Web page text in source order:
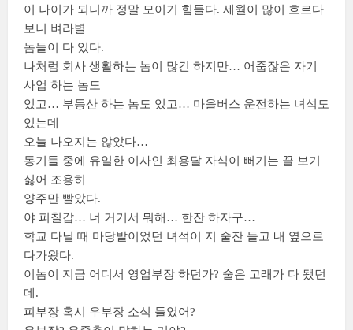
이 나이가 되니까 정말 모이기 힘들다. 세월이 많이 흐르다
보니 벼라별
놈들이 다 있다.
나처럼 회사 생활하는 놈이 많긴 하지만… 어줍잖은 자기
사업 하는 놈도
있고… 부동산 하는 놈도 있고… 마을버스 운전하는 녀석도
있는데
오늘 나오지는 않았다…
동기들 중에 유일한 이사인 최용달 자식이 뻐기는 꼴 보기
싫어 조용히
양주만 빨았다.
야 피칠갑… 너 거기서 뭐해… 한잔 하자구…
학교 다닐 때 마당발이었던 녀석이 지 술잔 들고 내 옆으로
다가왔다.
이놈이 지금 어디서 영업부장 하던가? 술은 고래가 다 됐던
데.
피부장 혹시 우부장 소식 들었어?